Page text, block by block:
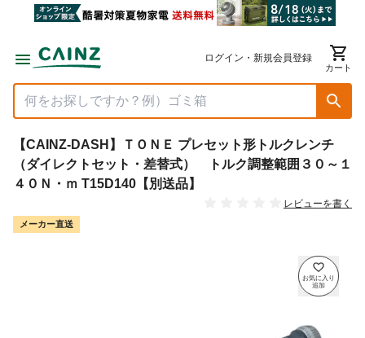
ログイン・新規会員登録
カート
【CAINZ-DASH】ＴＯＮＥ プレセット形トルクレンチ
（ダイレクトセット・差替式） トルク調整範囲３０～１
４０Ｎ・ｍ T15D140【別送品】
レビューを書く
メーカー直送